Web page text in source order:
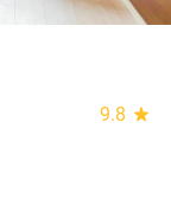
9.8 star